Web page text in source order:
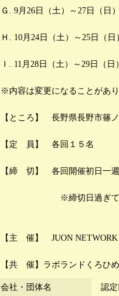
Ｇ. 9月26日（土）～27日（日
Ｈ. 10月24日（土）～25日（
Ｉ. 11月28日（土）～29日（
※内容は変更になることがあり
【ところ】 長野県長野市篠
【定 員】 各回１５名
【締 切】 各回開催初日一
※締切日過ぎてのお申
【主 催】 JUON NETWORK
【共 催】ラボランドくろひ
会社・団体名 認定